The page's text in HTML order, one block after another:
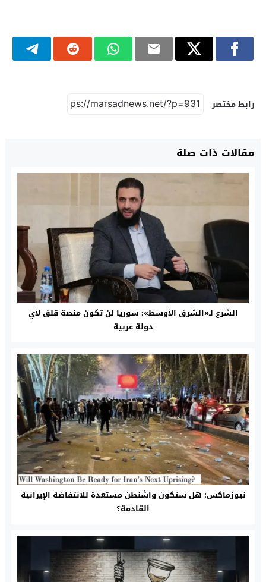
رابط مختصر
مقالات ذات صلة
الشرع لـ«الشرق الأوسط»: سوريا لن تكون منصة قلق لأي
دولة عربية
نيوزماكس: هل ستكون واشنطن مستعدة للانتفاضة الإيرانية
القادمة؟